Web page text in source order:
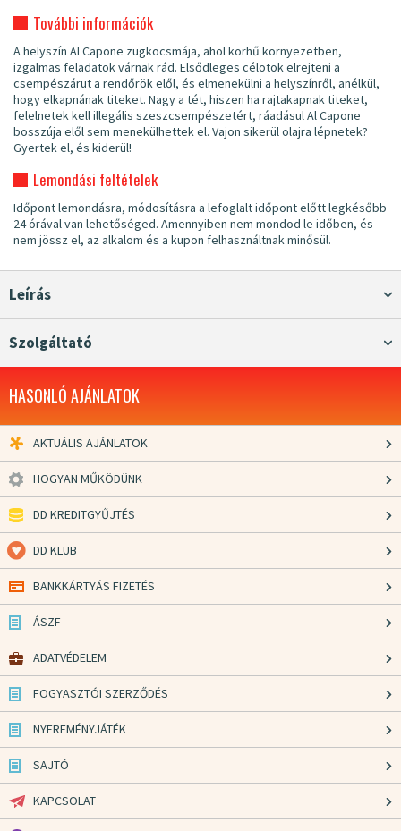
További információk
A helyszín Al Capone zugkocsmája, ahol korhű környezetben,
izgalmas feladatok várnak rád. Elsődleges célotok elrejteni a
csempészárut a rendőrök elől, és elmenekülni a helyszínről, anélkül,
hogy elkapnának titeket. Nagy a tét, hiszen ha rajtakapnak titeket,
felelnetek kell illegális szeszcsempészetért, ráadásul Al Capone
bosszúja elől sem menekülhettek el. Vajon sikerül olajra lépnetek?
Gyertek el, és kiderül!
Lemondási feltételek
Időpont lemondásra, módosításra a lefoglalt időpont előtt legkésőbb
24 órával van lehetőséged. Amennyiben nem mondod le időben, és
nem jössz el, az alkalom és a kupon felhasználtnak minősül.
Leírás
Szolgáltató
HASONLÓ AJÁNLATOK
AKTUÁLIS AJÁNLATOK
HOGYAN MŰKÖDÜNK
DD KREDITGYŰJTÉS
DD KLUB
BANKKÁRTYÁS FIZETÉS
ÁSZF
ADATVÉDELEM
FOGYASZTÓI SZERZŐDÉS
NYEREMÉNYJÁTÉK
SAJTÓ
KAPCSOLAT